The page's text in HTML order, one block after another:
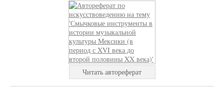
Читать автореферат